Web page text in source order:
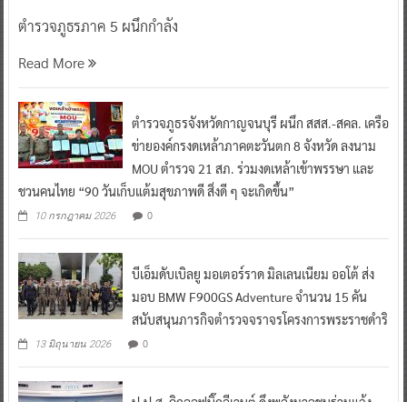
ตำรวจภูธรภาค 5 ผนึกกำลัง
Read More
ตำรวจภูธรจังหวัดกาญจนบุรี ผนึก สสส.-สคล. เครือ
ข่ายองค์กรงดเหล้าภาคตะวันตก 8 จังหวัด ลงนาม
MOU ตำรวจ 21 สภ. ร่วมงดเหล้าเข้าพรรษา และ
ชวนคนไทย “90 วันเก็บแต้มสุขภาพดี สิ่งดี ๆ จะเกิดขึ้น”
10 กรกฎาคม 2026 0
บีเอ็มดับเบิลยู มอเตอร์ราด มิลเลนเนียม ออโต้ ส่ง
มอบ BMW F900GS Adventure จำนวน 15 คัน
สนับสนุนภารกิจตำรวจจราจรโครงการพระราชดำริ
13 มิถุนายน 2026 0